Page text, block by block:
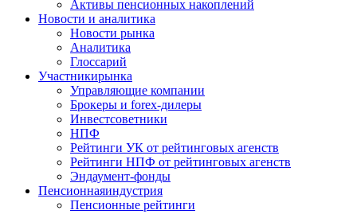
Активы пенсионных накоплений
Новости и аналитика
Новости рынка
Аналитика
Глоссарий
Участникирынка
Управляющие компании
Брокеры и forex-дилеры
Инвестсоветники
НПФ
Рейтинги УК от рейтинговых агенств
Рейтинги НПФ от рейтинговых агенств
Эндаумент-фонды
Пенсионнаяиндустрия
Пенсионные рейтинги